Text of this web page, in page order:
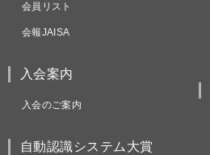
会員リスト
会報JAISA
入会案内
入会のご案内
自動認識システム大賞